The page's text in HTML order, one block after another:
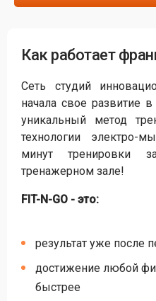
Как работает
Сеть студий
начала свое развитие
уникальный метод
технологии электро-
минут тренировки
тренажерном зале!
FIT-N-GO - это:
результат уже после
достижение любой
быстрее